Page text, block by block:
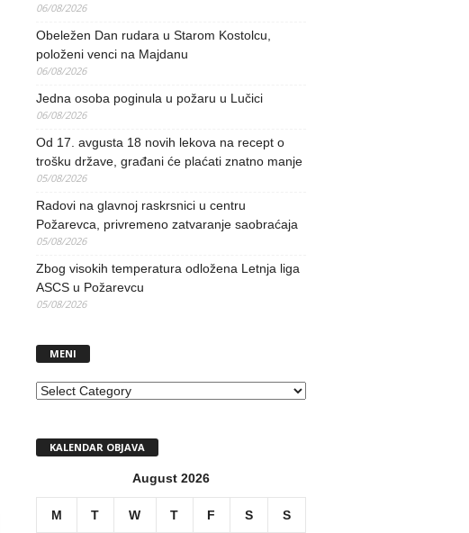
06/08/2026
Obeležen Dan rudara u Starom Kostolcu,
položeni venci na Majdanu
06/08/2026
Jedna osoba poginula u požaru u Lučici
06/08/2026
Od 17. avgusta 18 novih lekova na recept o
trošku države, građani će plaćati znatno manje
05/08/2026
Radovi na glavnoj raskrsnici u centru
Požarevca, privremeno zatvaranje saobraćaja
05/08/2026
Zbog visokih temperatura odložena Letnja liga
ASCS u Požarevcu
05/08/2026
MENI
MENI
KALENDAR OBJAVA
August 2026
M T W T F S S